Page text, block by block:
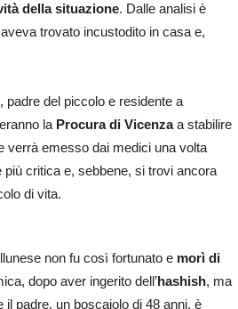
della situazione. Dalle analisi è
trovato incustodito in casa e,
, padre del piccolo e residente a
la Procura di Vicenzaa stabilire
verrà emesso dai medici una volta
critica e, sebbene, si trovi ancora
di vita.
non fu così fortunato e morì di
dopo aver ingerito dell’hashish, ma
padre, un boscaiolo di 48 anni, è